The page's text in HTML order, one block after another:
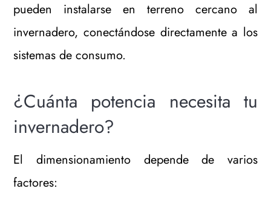
pueden instalarse en terreno cercano al
invernadero, conectándose directamente a los
sistemas de consumo.
¿Cuánta potencia necesita tu
invernadero?
El dimensionamiento depende de varios
factores: